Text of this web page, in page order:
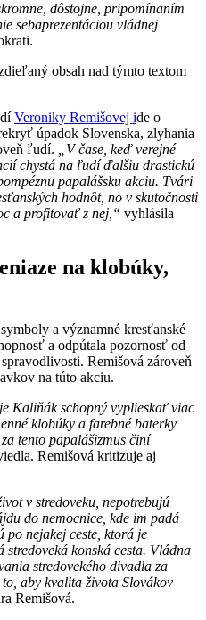
dôstojne, pripomínaním
sebaprezentáciou vládnej
obsah nad týmto textom
Veroniky Remišovej ide o
úpadok Slovenska, zlyhania
ľudí. „V čase, keď verejné
chystá na ľudí ďalšiu drastickú
papalášsku akciu. Tvári
hodnôt, no v skutočnosti
a profitovať z nej,“ vyhlásila
na klobúky,
a významné kresťanské
a odpútala pozornosť od
Remišová zároveň
na túto akciu.
Kaliňák schopný vyplieskať viac
klobúky a farebné baterky
tento papalášizmus činí
Remišová kritizuje aj
v stredoveku, nepotrebujú
do nemocnice, kde im padá
po nejakej ceste, ktorá je
konská cesta. Vládna
stredovekého divadla za
aby kvalita života Slovákov
Remišová.